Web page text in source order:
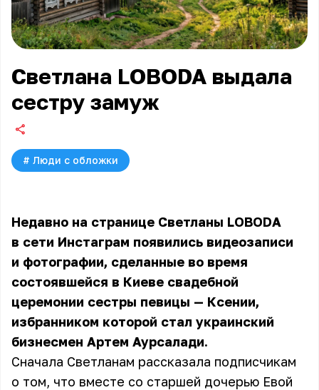
Светлана LOBODA выдала
сестру замуж
# Люди с обложки
Недавно на странице Светланы LOBODA
в сети Инстаграм появились видеозаписи
и фотографии, сделанные во время
состоявшейся в Киеве свадебной
церемонии сестры певицы — Ксении,
избранником которой стал украинский
бизнесмен Артем Аурсалади.
Сначала Светланам рассказала подписчикам
о том, что вместе со старшей дочерью Евой